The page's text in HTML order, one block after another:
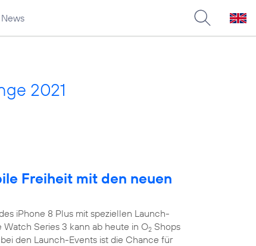
News
2021
Freiheit mit den neuen
iPhone 8 Plus mit speziellen Launch-
Watch Series 3 kann ab heute in O2 Shops
den Launch-Events ist die Chance für